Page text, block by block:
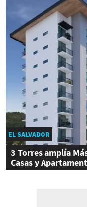
EL SALVADOR
3 Torres amplía
Casas y